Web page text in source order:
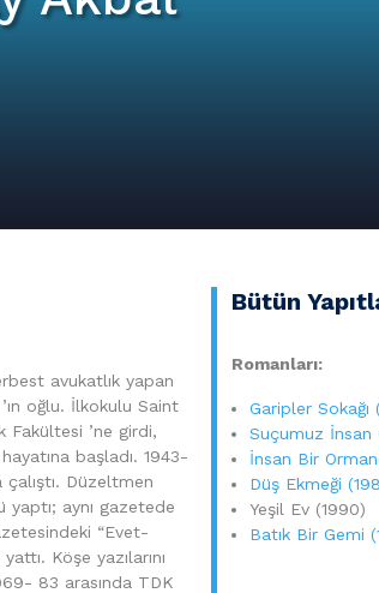
avukatlık yapan
oğlu. İlkokulu Saint
Fakültesi ’ne girdi,
başladı. 1943-
Düzeltmen
aynı gazetede
“Evet-
Köşe yazılarını
83 arasında TDK
Bütün
Romanları:
Garipler Sokağı
Suçumuz İnsan
İnsan Bir
Düş Ekmeği
Yeşil Ev (1990)
Batık Bir Gemi